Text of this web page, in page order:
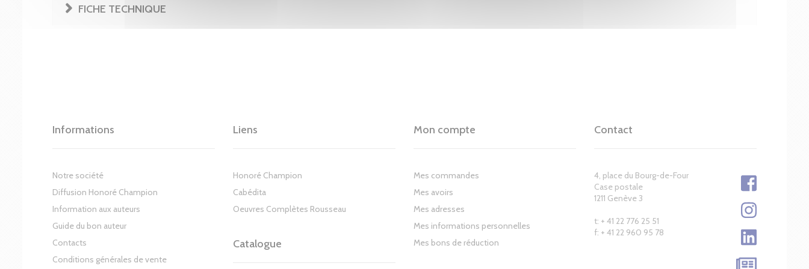
FICHE TECHNIQUE
Informations
Notre société
Diffusion Honoré Champion
Information aux auteurs
Guide du bon auteur
Contacts
Conditions générales de vente
Liens
Honoré Champion
Cabédita
Oeuvres Complètes Rousseau
Catalogue
Mon compte
Mes commandes
Mes avoirs
Mes adresses
Mes informations personnelles
Mes bons de réduction
Contact
4, place du Bourg-de-Four
Case postale
1211 Genève 3
t: + 41 22 776 25 51
f: + 41 22 960 95 78